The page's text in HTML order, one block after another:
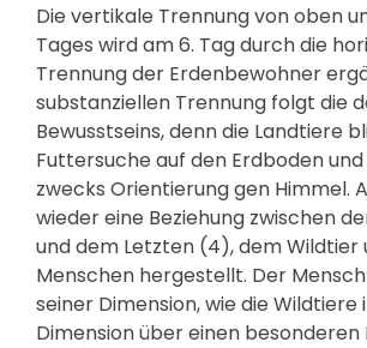
Die vertikale Trennung von oben
Tages wird am 6. Tag durch die
Trennung der Erdenbewohner
substanziellen Trennung folgt die
Bewusstseins, denn die Landtiere
Futtersuche auf den Erdboden
zwecks Orientierung gen Himmel.
wieder eine Beziehung zwischen
und dem Letzten (4), dem Wildtier
Menschen hergestellt. Der
seiner Dimension, wie die Wildtiere
Dimension über einen besonderen